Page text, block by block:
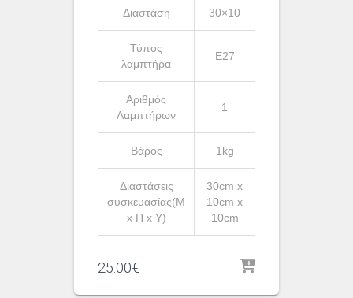
Διαστάση 30×10
Τύπος
λαμπτήρα
Ε27
Αριθμός
Λαμπτήρων
1
Βάρος 1kg
Διαστάσεις
συσκευασίας(Μ
x Π x Υ)
30cm x
10cm x
10cm
25.00€